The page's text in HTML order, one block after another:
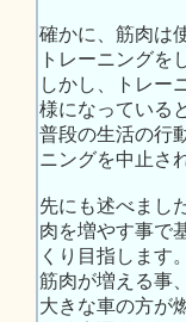
確かに、筋肉は
トレーニングを
しかし、トレー
様になっている
普段の生活の行
ニングを中止さ
先にも述べまし
肉を増やす事で
くり目指します
筋肉が増える事
大きな車の方が